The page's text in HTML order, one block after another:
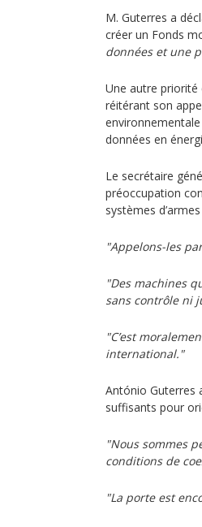
M. Guterres a
créer un Fonds
données et une
Une autre priorité
réitérant son
données en
Le secrétaire
préoccupation
systèmes
"Appelons-les
"Des machines
sans contrôle ni
"C’est
international."
António Guterres
suffisants pour
"Nous sommes
conditions de
"La porte est